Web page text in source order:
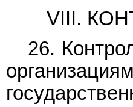
VIII.
26.